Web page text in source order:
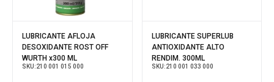
LUBRICANTE AFLOJA
DESOXIDANTE ROST OFF
WURTH x300 ML
SKU:210 001 015 000
LUBRICANTE SUPERLUB
ANTIOXIDANTE ALTO
RENDIM. 300ML
SKU:210 001 033 000